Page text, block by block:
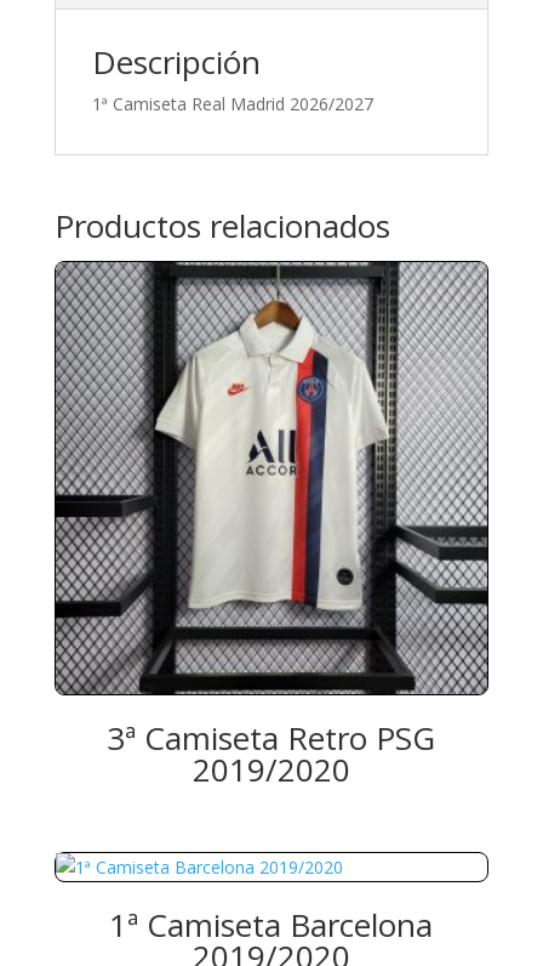
Descripción
1ª Camiseta Real Madrid 2026/2027
Productos relacionados
3ª Camiseta Retro PSG
2019/2020
1ª Camiseta Barcelona
2019/2020